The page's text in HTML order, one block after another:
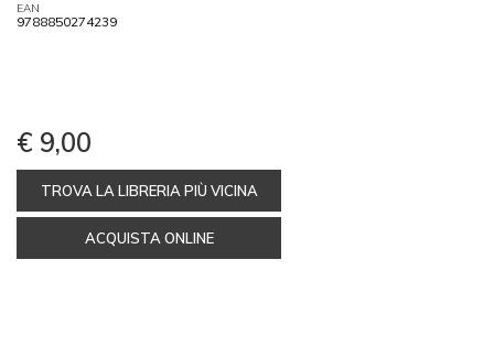
EAN
9788850274239
€ 9,00
TROVA LA LIBRERIA PIÙ VICINA
ACQUISTA ONLINE